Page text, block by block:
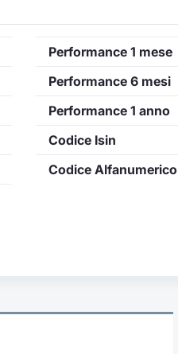
Performance 1 mese
Performance 6 mesi
Performance 1 anno
Codice Isin
Codice Alfanumerico